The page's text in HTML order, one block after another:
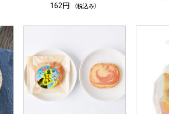
162円
（税込み）